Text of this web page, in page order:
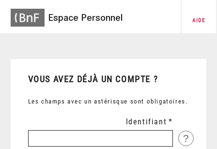
Espace Personnel AIDE
VOUS AVEZ DÉJÀ UN COMPTE ?
Les champs avec un astérisque sont obligatoires.
Identifiant
?